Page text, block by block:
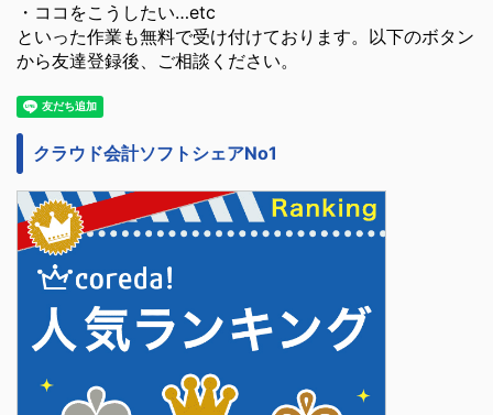
・ココをこうしたい…etc
といった作業も無料で受け付けております。以下のボタン
から友達登録後、ご相談ください。
クラウド会計ソフトシェアNo1